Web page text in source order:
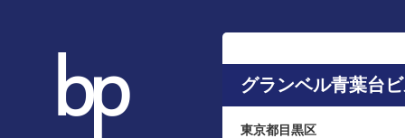
グランベル青葉台
東京都目黒区